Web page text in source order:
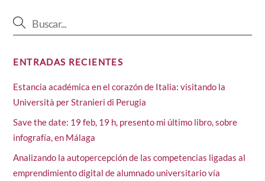
ENTRADAS RECIENTES
Estancia académica en el corazón de Italia: visitando la
Università per Stranieri di Perugia
Save the date: 19 feb, 19 h, presento mi último libro, sobre
infografía, en Málaga
Analizando la autopercepción de las competencias ligadas al
emprendimiento digital de alumnado universitario vía